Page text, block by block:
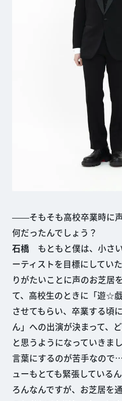
――そもそも高校卒業時に
何だったんでしょう？
石橋もともと僕は、小さ
ーティストを目標にしてい
りがたいことに声のお芝居
て、高校生のときに「遊☆
させてもらい、卒業する頃
ん」への出演が決まって、
と思うようになっていきま
言葉にするのが苦手なの
ューもとても緊張している
ろんなんですが、お芝居を